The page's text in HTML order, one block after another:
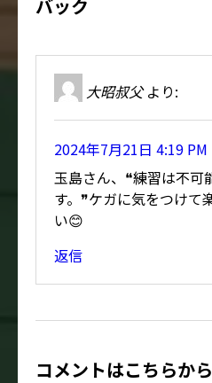
バック
大昭叔父 より:
2024年7月21日 4:19 PM
玉島さん、❝練習は不可
す。❞ケガに気をつけて
い😊
返信
コメントはこちらから